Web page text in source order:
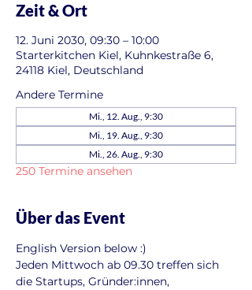
Zeit & Ort
12. Juni 2030, 09:30 – 10:00
Starterkitchen Kiel, Kuhnkestraße 6,
24118 Kiel, Deutschland
Andere Termine
Mi., 12. Aug., 9:30
Mi., 19. Aug., 9:30
Mi., 26. Aug., 9:30
250 Termine ansehen
Über das Event
English Version below :)
Jeden Mittwoch ab 09.30 treffen sich
die Startups, Gründer:innen,